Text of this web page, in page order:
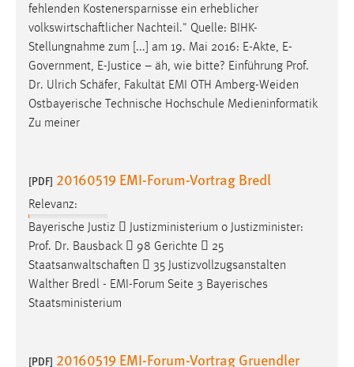
fehlenden Kostenersparnisse ein erheblicher
volkswirtschaftlicher Nachteil." Quelle: BIHK-
Stellungnahme zum [...] am 19. Mai 2016: E-Akte, E-
Government, E-Justice – äh, wie bitte? Einführung Prof.
Dr. Ulrich Schäfer, Fakultät EMI OTH Amberg-Weiden
Ostbayerische Technische Hochschule Medieninformatik
Zu meiner
[PDF] 20160519 EMI-Forum-Vortrag Bredl
Relevanz:
Bayerische Justiz  Justizministerium o Justizminister:
Prof. Dr. Bausback  98 Gerichte  25
Staatsanwaltschaften  35 Justizvollzugsanstalten
Walther Bredl - EMI-Forum Seite 3 Bayerisches
Staatsministerium
[PDF] 20160519 EMI-Forum-Vortrag Gruendler
Zweck:
Conversion-Tracking
Cookie Laufzeit:
Facebook Pixel
Anbieter:
Zweck:
Conversion-Tracking
3 Monate